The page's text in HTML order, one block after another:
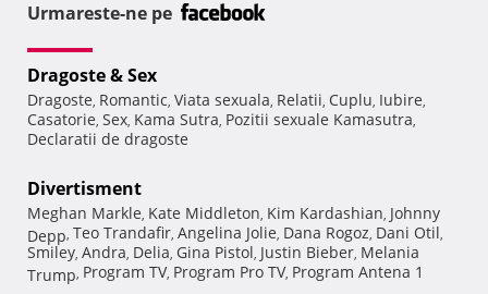
Urmareste-ne pe
Dragoste & Sex
Dragoste, Romantic, Viata sexuala, Relatii, Cuplu, Iubire,
Casatorie, Sex, Kama Sutra, Pozitii sexuale Kamasutra,
Declaratii de dragoste
Divertisment
Meghan Markle, Kate Middleton, Kim Kardashian, Johnny
Depp, Teo Trandafir, Angelina Jolie, Dana Rogoz, Dani Otil,
Smiley, Andra, Delia, Gina Pistol, Justin Bieber, Melania
Trump, Program TV, Program Pro TV, Program Antena 1